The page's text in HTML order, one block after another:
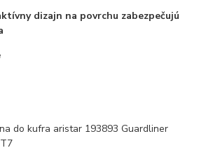
dizajn na povrchu zabezpečujú